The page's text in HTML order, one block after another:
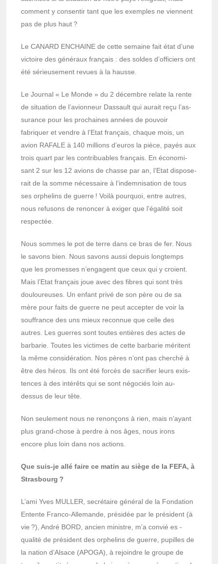
comment y consen­tir tant que les exemples ne viennent
pas de plus haut ?
Le CANARD ENCHAINE de cette semaine fait état d’une
victoire des géné­raux français : des soldes d’of­fi­ciers ont
été sérieu­se­ment revues à la hausse.
Le Jour­nal « Le Monde » du 2 décembre relate la rente
de situa­tion de l’avion­neur Dassault qui aurait reçu l’as­
su­rance pour les prochaines années de pouvoir
fabriquer et vendre à l’Etat français, chaque mois, un
avion RAFALE à 140 millions d’eu­ros la pièce, payés aux
trois quart par les contri­buables français. En écono­mi­
sant 2 sur les 12 avions de chasse par an, l’Etat dispo­se­
rait de la somme néces­saire à l’in­dem­ni­sa­tion de tous
ses orphe­lins de guerre ! Voilà pourquoi, entre autres,
nous refu­sons de renon­cer à exiger que l’éga­lité soit
respec­tée.
Nous sommes le pot de terre dans ce bras de fer. Nous
le savons bien. Nous savons aussi depuis long­temps
que les promesses n’en­gagent que ceux qui y croient.
Mais l’Etat français joue avec des fibres qui sont très
doulou­reuses. Un enfant privé de son père ou de sa
mère pour faits de guerre ne peut accep­ter de voir la
souf­france des uns mieux recon­nue que celle des
autres. Les guerres sont toutes entières des actes de
barba­rie. Toutes les victimes de cette barba­rie méritent
la même consi­dé­ra­tion. Nos pères n’ont pas cher­ché à
être des héros. Ils ont été forcés de sacri­fier leurs exis­
tences à des inté­rêts qui se sont négo­ciés loin au-
dessus de leur tête.
Non seule­ment nous ne renonçons à rien, mais n’ayant
plus grand-chose à perdre à nos âges, nous irons
encore plus loin dans nos actions.
Que suis-je allé faire ce matin au siège de la FEFA, à
Stras­bourg ?
L’ami Yves MULLER, secré­taire géné­ral de la Fonda­tion
Entente Franco-Alle­mande, prési­dée par le président (à
vie ?), André BORD, ancien ministre, m’a convié es -
qualité de président des orphe­lins de guerre, pupilles de
la nation d’Al­sace (APOGA), à rejoindre le groupe de